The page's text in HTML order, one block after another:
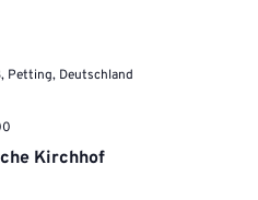
Petting, Deutschland
Kirchhof